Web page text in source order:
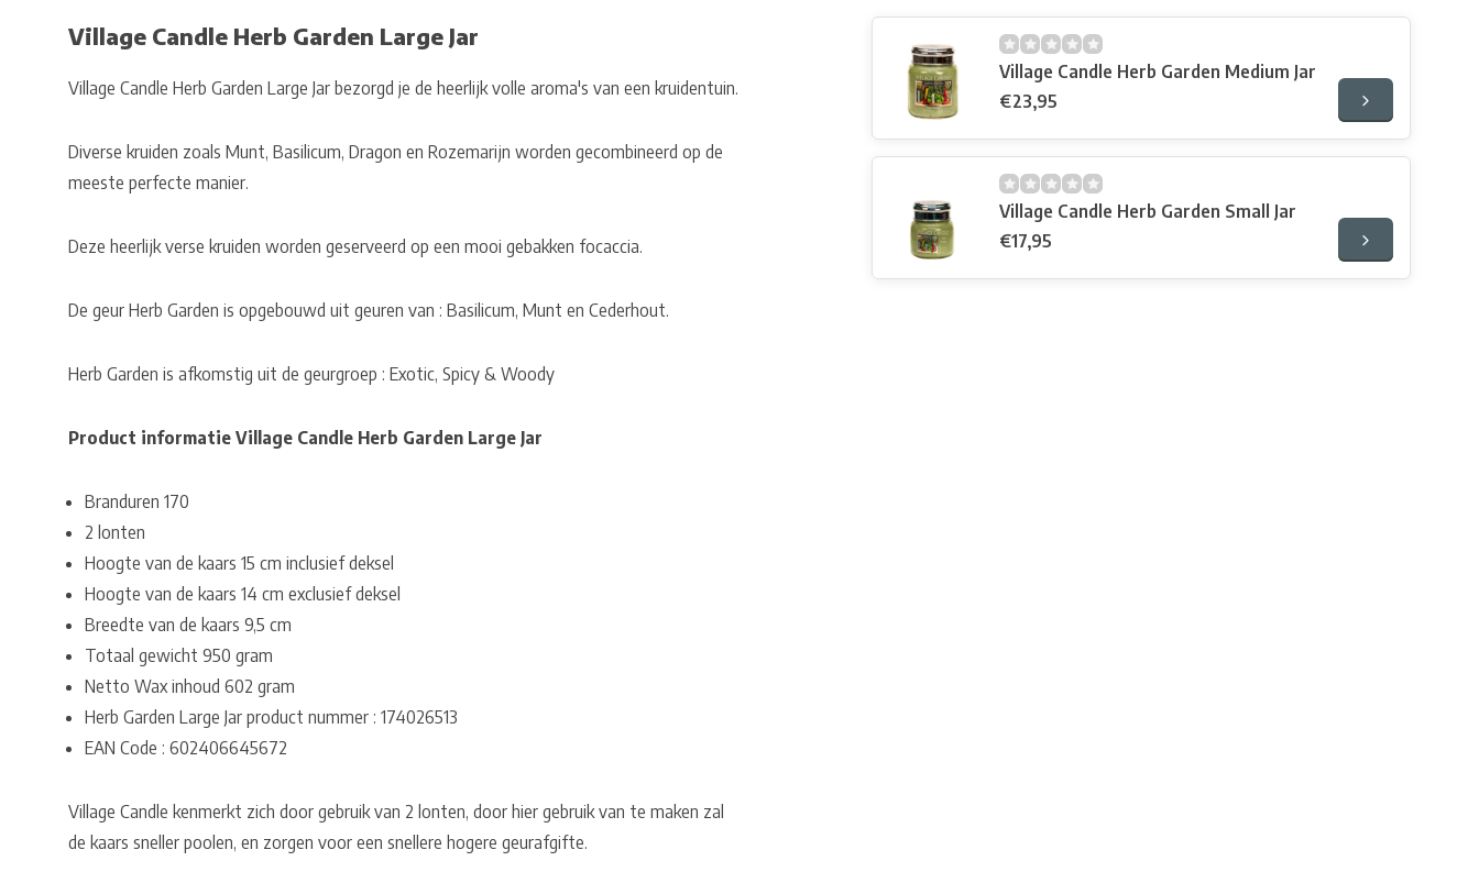
Village Candle Herb Garden Large Jar
Village Candle Herb Garden Large Jar bezorgd je de heerlijk volle aroma's van een kruidentuin.
Diverse kruiden zoals Munt, Basilicum, Dragon en Rozemarijn worden gecombineerd op de
meeste perfecte manier.
Deze heerlijk verse kruiden worden geserveerd op een mooi gebakken focaccia.
De geur Herb Garden is opgebouwd uit geuren van : Basilicum, Munt en Cederhout.
Herb Garden is afkomstig uit de geurgroep : Exotic, Spicy & Woody
Product informatie Village Candle Herb Garden Large Jar
Branduren 170
2 lonten
Hoogte van de kaars 15 cm inclusief deksel
Hoogte van de kaars 14 cm exclusief deksel
Breedte van de kaars 9,5 cm
Totaal gewicht 950 gram
Netto Wax inhoud 602 gram
Herb Garden Large Jar product nummer : 174026513
EAN Code : 602406645672
Village Candle kenmerkt zich door gebruik van 2 lonten, door hier gebruik van te maken zal
de kaars sneller poolen, en zorgen voor een snellere hogere geurafgifte.
Village Candle Herb Garden Medium Jar
€23,95
Village Candle Herb Garden Small Jar
€17,95